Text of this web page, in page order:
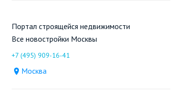
Портал строящейся недвижимости
Все новостройки Москвы
+7 (495) 909-16-41
Москва